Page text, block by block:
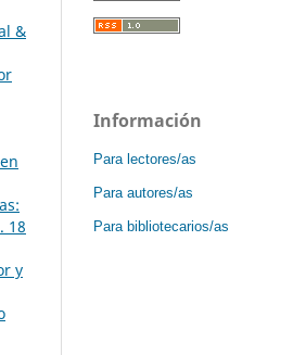
&
18
y
Información
Para lectores/as
Para autores/as
Para bibliotecarios/as